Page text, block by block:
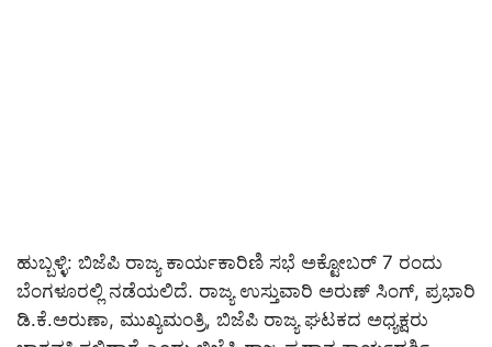
ಹುಬ್ಬಳ್ಳಿ: ಬಿಜೆಪಿ ರಾಜ್ಯ ಕಾರ್ಯಕಾರಿಣಿ ಸಭೆ ಅಕ್ಟೋಬರ್ 7 ರಂದು
ಬೆಂಗಳೂರಲ್ಲಿ ನಡೆಯಲಿದೆ. ರಾಜ್ಯ ಉಸ್ತುವಾರಿ ಅರುಣ್ ಸಿಂಗ್, ಪ್ರಭಾರಿ
ಡಿ.ಕೆ.ಅರುಣಾ, ಮುಖ್ಯಮಂತ್ರಿ, ಬಿಜೆಪಿ ರಾಜ್ಯ ಘಟಕದ ಅಧ್ಯಕ್ಷರು